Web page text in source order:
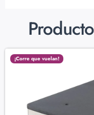
¡Corre que vuelan!